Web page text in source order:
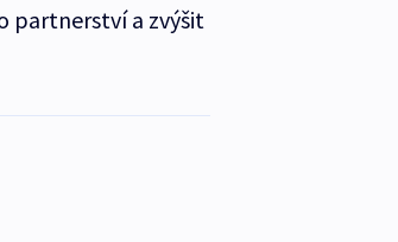
partnerství a zvýšit